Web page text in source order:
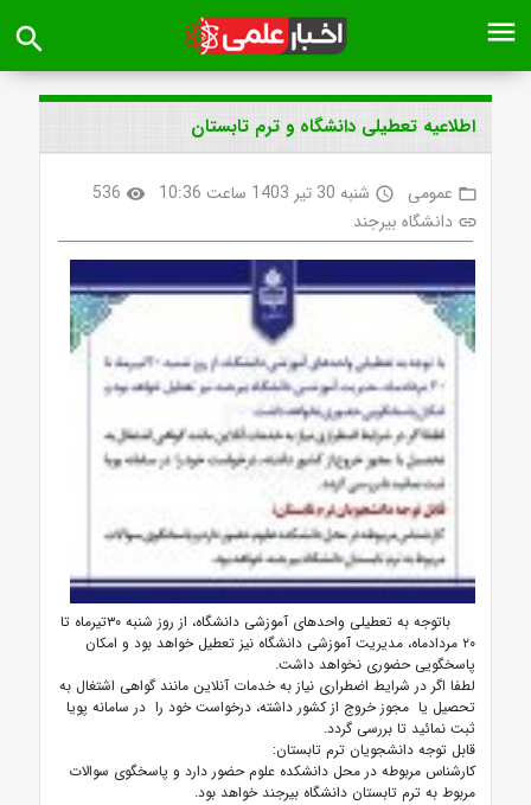
menu
search
اطلاعیه تعطیلی دانشگاه و ترم تابستان
folder_open عمومی access_time شنبه 30 تیر 1403 ساعت 10:36 visibility
536
link دانشگاه بیرجند
باتوجه به تعطیلی واحدهای آموزشی دانشگاه، از روز شنبه ۳۰تیرماه تا
۲۰ مردادماه، مدیریت آموزشی دانشگاه نیز تعطیل خواهد بود و امکان
پاسخگویی حضوری نخواهد داشت.
لطفا اگر در شرایط اضطراری نیاز به خدمات آنلاین مانند گواهی اشتغال به
تحصیل یا مجوز خروج از کشور داشته، درخواست خود را در سامانه پویا
ثبت نمائید تا بررسی گردد.
قابل توجه دانشجویان ترم تابستان:
کارشناس مربوطه در محل دانشکده علوم حضور دارد و پاسخگوی سوالات
مربوط به ترم تابستان دانشگاه بیرجند خواهد بود.